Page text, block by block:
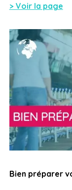
> Voir la page
Bien préparer